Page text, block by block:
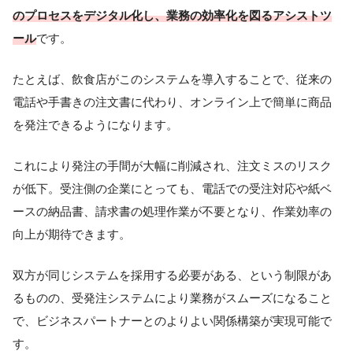
のプロセスをデジタル化し、業務の効率化を図るアシストツ
ールです。
たとえば、飲食店がこのシステムを導入することで、従来の
電話や手書きの注文書に代わり、オンライン上で簡単に商品
を発注できるようになります。
これにより発注の手間が大幅に削減され、注文ミスのリスク
が低下。受注側の企業にとっても、電話での受注対応や紙ベ
ースの納品書、請求書の処理作業が不要となり、作業効率の
向上が期待できます。
双方が同じシステムを採用する必要がある、という制限があ
るものの、受発注システムにより業務がスムーズになること
で、ビジネスパートナーとのよりよい関係構築が実現可能で
す。